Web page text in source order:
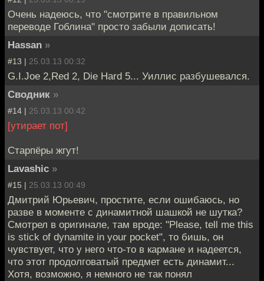
Очень надеюсь, что "смотрите в правильном
переводе Гоблина" просто забыли дописать!
Hassan »
#13 | 25.03.13 00:32
G.I.Joe 2,Red 2, Die Hard 5... Уиллис разбушевался.
Сводник »
#14 | 25.03.13 00:42
[утирает пот]
Старпёры жгут!
Lavashic »
#15 | 25.03.13 00:49
Дмитрий Юрьевич, простите, если ошибаюсь, но
разве в моменте с динамитной шашкой не шутка?
Смотрел в оригинале, там вроде: "Please, tell me this
is stick of dynamite in your pocket", то бишь, он
чувствует, что у него что-то в кармане и надеется,
что этот продолговатый предмет есть динамит...
Хотя, возможно, я немного не так понял